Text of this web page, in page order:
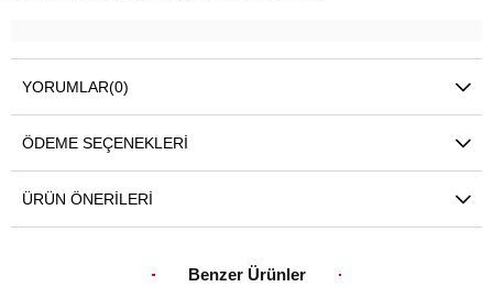
YORUMLAR(0)
ÖDEME SEÇENEKLERI
ÜRÜN ÖNERILERI
Benzer Ürünler